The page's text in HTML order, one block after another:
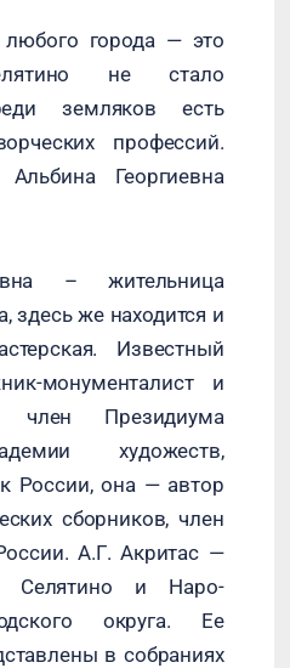
любого города — это
не стало
земляков есть
профессий.
Георгиевна
– жительница
здесь же находится и
Известный
монументалист и
член Президиума
художеств,
России, она — автор
сборников, член
А.Г. Акритас —
Селятино и Наро-
округа. Ее
в собраниях